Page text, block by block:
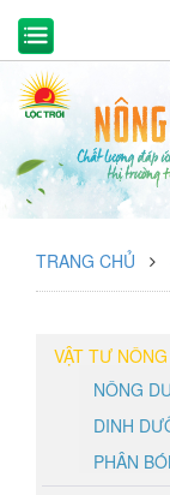
TRANG CHỦ
VẬT TƯ
NÔNG
DINH
PHÂN